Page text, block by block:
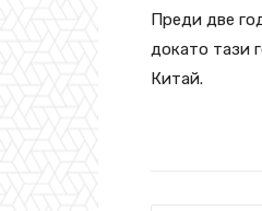
Преди две
докато тази
Китай.